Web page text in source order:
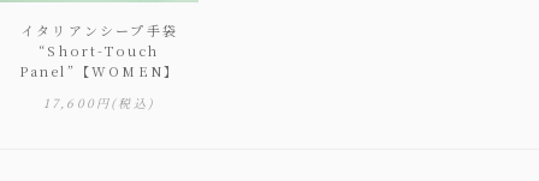
イタリアンシープ手袋
“Short-Touch
Panel”【WOMEN】
17,600円(税込)